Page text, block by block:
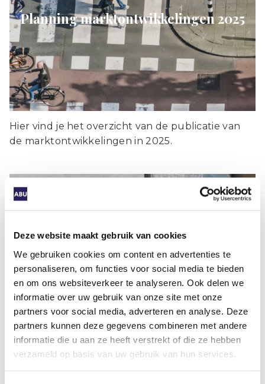
Deze website maakt gebruik van cookies
We gebruiken cookies om content en advertenties te
personaliseren, om functies voor social media te bieden
en om ons websiteverkeer te analyseren. Ook delen we
informatie over uw gebruik van onze site met onze
partners voor social media, adverteren en analyse. Deze
partners kunnen deze gegevens combineren met andere
informatie die u aan ze heeft verstrekt of die ze hebben
verzameld op basis van uw gebruik van hun services.
Planning marktontwikkelingen 2025
Hier vind je het overzicht van de publicatie van
de marktontwikkelingen in 2025.
Artikel
ABU-marktmonitor nader uitgelegd
Bekijk de technische toelichting hier.